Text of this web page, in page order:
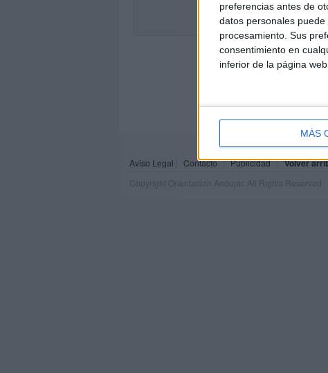
preferencias antes de
datos personales
procesamiento. Sus
consentimiento en
inferior de la página web.
MÁS
Aviso Legal Contacto Publicidad Volver
Copyright Orientacion Andujar. All Rights Reserved